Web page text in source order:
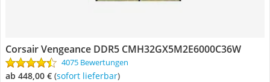
Corsair Vengeance DDR5 CMH32GX5M2E6000C36W
4075 Bewertungen
ab 448,00 € ( Sofort lieferbar)